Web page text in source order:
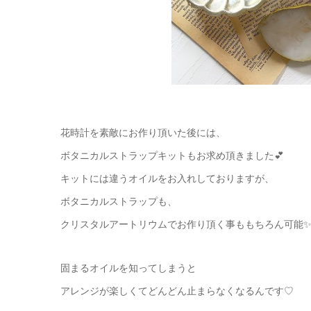
花時計を素敵にお作り頂いた後には、
ボタニカルストラップキットもお求め頂きました💕
キットには違うオイルをお入れしておりますが、
ボタニカルストラップも、
クリスタルアートリウムでお作り頂く事ももちろん可能✨
固まるオイルを知ってしまうと
アレンジが楽しくてどんどん止まらなくなるんです♡